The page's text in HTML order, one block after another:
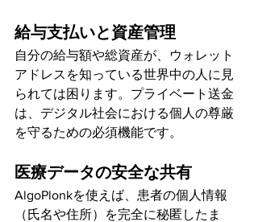
給与支払いと資産管理
自分の給与額や総資産が、ウォレット
アドレスを知っている世界中の人に見
られては困ります。プライベート送金
は、デジタル社会における個人の尊厳
を守るための必須機能です。
医療データの安全な共有
AlgoPlonkを使えば、患者の個人情報
（氏名や住所）を完全に秘匿したま